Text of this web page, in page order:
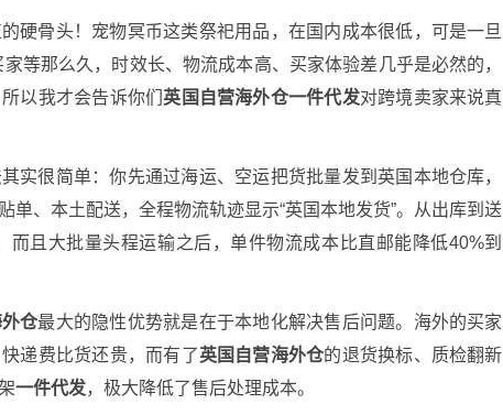
硬骨头！ 宠物冥币这类祭祀用品，在国内成本很低，可是一旦
家等那么久，时效长、物流成本高、买家体验差几乎是必然的，
以我才会告诉你们 英国自营海外仓一件代发对跨境卖家来说真
实很简单：你先通过海运、空运把货批量发到英国本地仓库，
单、本土配送，全程物流轨迹显示“英国本地发货”。从出库到送
而且大批量头程运输之后，单件物流成本比直邮能降低40%到
仓最大的隐性优势就是在于本地化解决售后问题。海外的买家
递费比货还贵，而有了英国自营海外仓的退货换标、质检翻新
一件代发，极大降低了售后处理成本。